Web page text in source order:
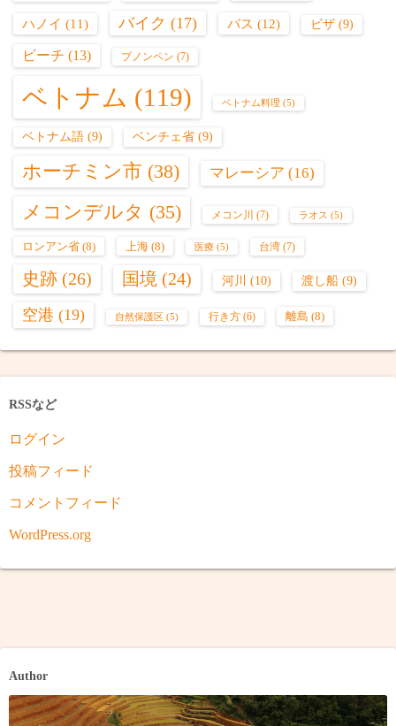
ハノイ (11) バイク (17) バス (12) ビザ (9)
ビーチ (13) プノンペン (7)
ベトナム (119) ベトナム料理 (5)
ベトナム語 (9) ベンチェ省 (9)
ホーチミン市 (38) マレーシア (16)
メコンデルタ (35) メコン川 (7) ラオス (5)
ロンアン省 (8) 上海 (8) 医療 (5) 台湾 (7)
史跡 (26) 国境 (24) 河川 (10) 渡し船 (9)
空港 (19) 自然保護区 (5) 行き方 (6) 離島 (8)
RSSなど
ログイン
投稿フィード
コメントフィード
WordPress.org
Author